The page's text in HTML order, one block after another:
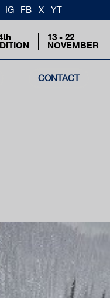
IG FB X YT
13 - 22
NOVEMBER
CONTACT